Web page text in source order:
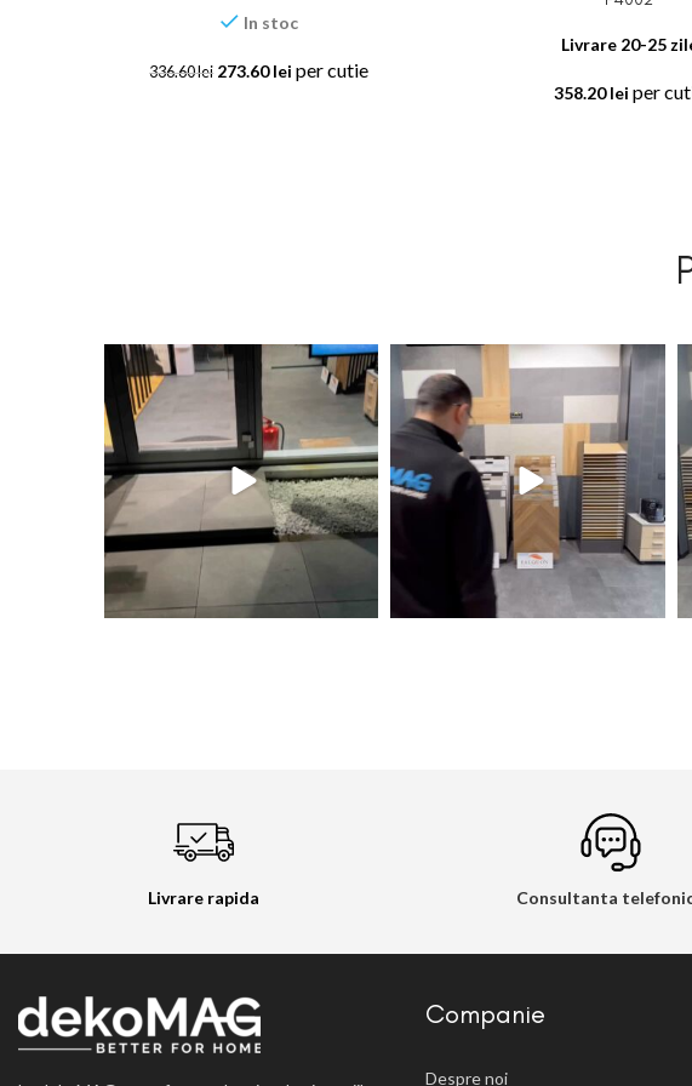
In stoc
336.60lei 273.60lei per cutie
Livrare 20-25
358.20lei per
Livrare rapida Consultanta
Companie
Despre noi